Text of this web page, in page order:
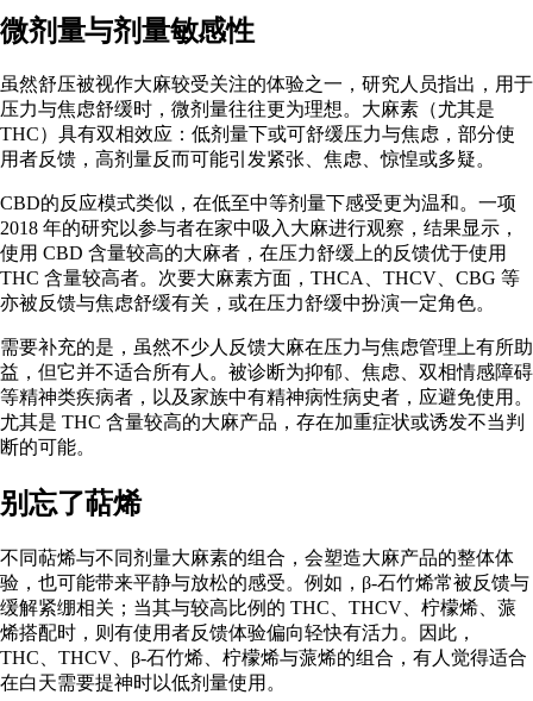
微剂量与剂量敏感性
虽然舒压被视作大麻较受关注的体验之一， 研究人员指出，用于
压力与焦虑舒缓时，微剂量往往更为理想。大麻素（尤其是
THC）具有双相效应：低剂量下或可舒缓压力与焦虑，部分使
用者反馈，高剂量反而可能引发紧张、焦虑、惊惶或多疑。
CBD的反应模式类似， 在低至中等剂量下感受更为温和。一项
2018 年的研究以参与者在家中吸入大麻进行观察，结果显示，
使用 CBD 含量较高的大麻者，在压力舒缓上的反馈优于使用
THC 含量较高者。次要大麻素方面， THCA、THCV、CBG 等
亦被反馈与焦虑舒缓有关 ，或在压力舒缓中扮演一定角色。
需要补充的是，虽然不少人反馈大麻在压力与焦虑管理上有所助
益，但它并不适合所有人。被诊断为抑郁、焦虑、双相情感障碍
等精神类疾病者，以及家族中有精神病性病史者，应避免使用。
尤其是 THC 含量较高的大麻产品，存在加重症状或诱发不当判
断的可能。
别忘了萜烯
不同萜烯与不同剂量大麻素的组合，会塑造大麻产品的整体体
验，也可能带来平静与放松的感受。例如，β-石竹烯常被反馈与
缓解紧绷相关；当其与较高比例的 THC、THCV、柠檬烯、蒎
烯搭配时，则有使用者反馈体验偏向轻快有活力。因此，
THC、THCV、β-石竹烯、柠檬烯与蒎烯的组合，有人觉得适合
在白天需要提神时以低剂量使用。